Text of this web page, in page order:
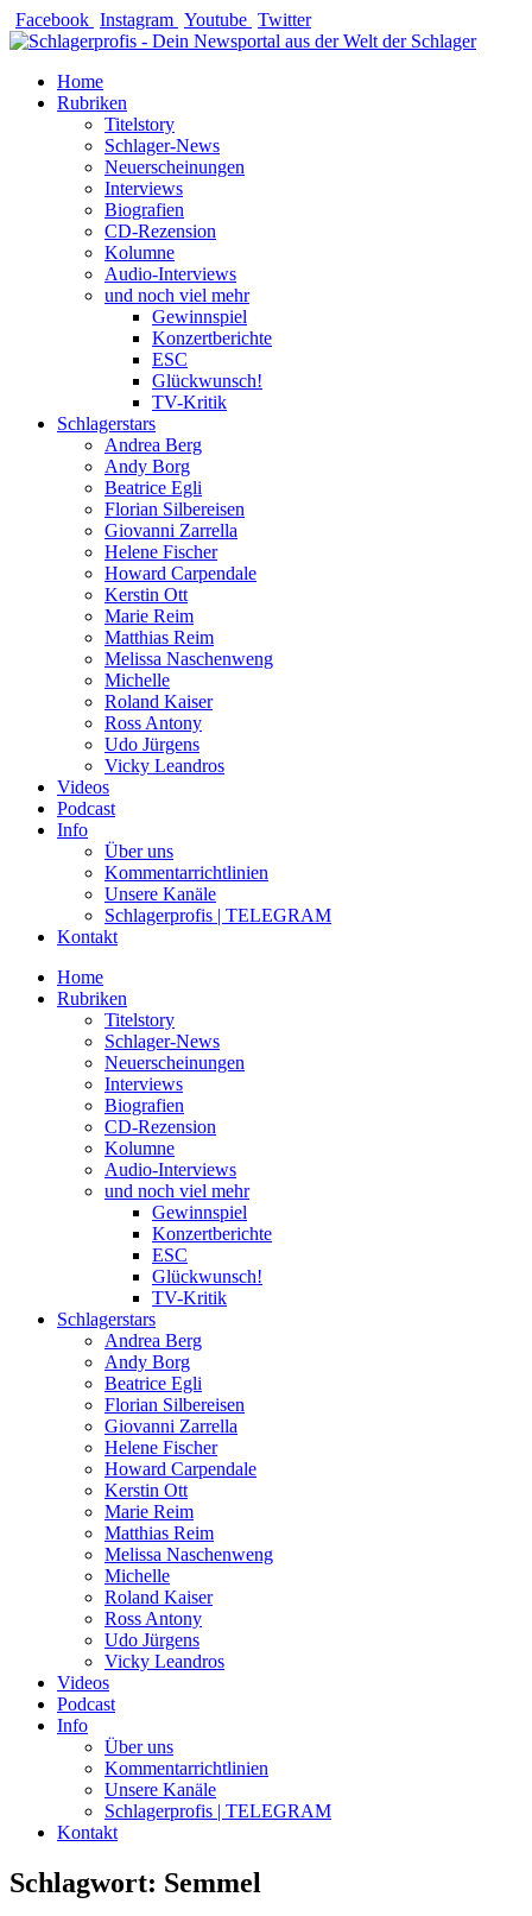
Zum
Inhalt
Facebook Instagram Youtube Twitter
Home
Rubriken
Titelstory
Schlager-News
Neuerscheinungen
Interviews
Biografien
CD-Rezension
Kolumne
Audio-Interviews
und noch viel mehr
Gewinnspiel
Konzertberichte
ESC
Glückwunsch!
TV-Kritik
Schlagerstars
Andrea Berg
Andy Borg
Beatrice Egli
Florian Silbereisen
Giovanni Zarrella
Helene Fischer
Howard Carpendale
Kerstin Ott
Marie Reim
Matthias Reim
Melissa Naschenweng
Michelle
Roland Kaiser
Ross Antony
Udo Jürgens
Vicky Leandros
Videos
Podcast
Info
Über uns
Kommentarrichtlinien
Unsere Kanäle
Schlagerprofis | TELEGRAM
Kontakt
Home
Rubriken
Titelstory
Schlager-News
Neuerscheinungen
Interviews
Biografien
CD-Rezension
Kolumne
Audio-Interviews
und noch viel mehr
Gewinnspiel
Konzertberichte
ESC
Glückwunsch!
TV-Kritik
Schlagerstars
Andrea Berg
Andy Borg
Beatrice Egli
Florian Silbereisen
Giovanni Zarrella
Helene Fischer
Howard Carpendale
Kerstin Ott
Marie Reim
Matthias Reim
Melissa Naschenweng
Michelle
Roland Kaiser
Ross Antony
Udo Jürgens
Vicky Leandros
Videos
Podcast
Info
Über uns
Kommentarrichtlinien
Unsere Kanäle
Schlagerprofis | TELEGRAM
Kontakt
Schlagwort: Semmel